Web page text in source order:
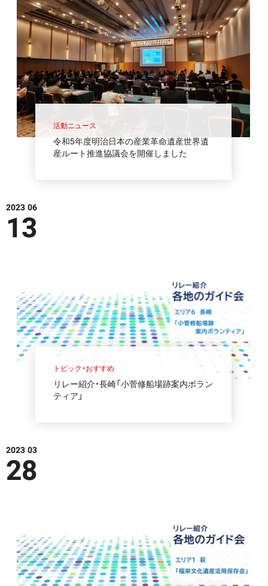
活動ニュース
令和5年度明治日本の産業革命遺産世界遺
産ルート推進協議会を開催しました
2023 06
13
トピック・おすすめ
リレー紹介・長崎「小菅修船場跡案内ボラン
ティア」
2023 03
28